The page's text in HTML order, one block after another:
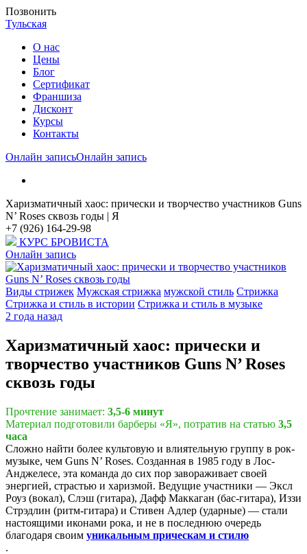
Позвонить
Тульская
О нас
Цены
Блог
Cертификат
Франшиза
Дисконт
Курсы
Контакты
Онлайн записьОнлайн запись
Харизматичный хаос: прически и творчество участников Guns
N’ Roses сквозь годы | Я
+7 (926) 164-29-98
КУРС БРОВИСТА
Онлайн запись
Виды стрижек Мужская стрижка мужской стиль Стрижка
Стрижка и стиль в истории Стрижка и стиль в музыке
2 года назад
Харизматичный хаос: прически и
творчество участников Guns N’ Roses
сквозь годы
Прочтение занимает: 3,5-6 минут
Материал подготовили барберы «Я», потратив на статью 3,5
часа
Сложно найти более культовую и влиятельную группу в рок-
музыке, чем Guns N’ Roses. Созданная в 1985 году в Лос-
Анджелесе, эта команда до сих пор завораживает своей
энергией, страстью и харизмой. Ведущие участники — Эксл
Роуз (вокал), Слэш (гитара), Дафф Маккаган (бас-гитара), Иззи
Стрэдлин (ритм-гитара) и Стивен Адлер (ударные) — стали
настоящими иконами рока, и не в последнюю очередь
благодаря своим уникальным прическам и стилю
.